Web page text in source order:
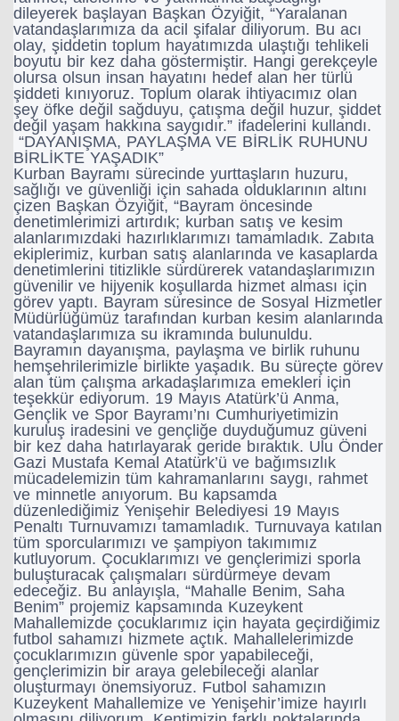
dileyerek başlayan Başkan Özyiğit, “Yaralanan
vatandaşlarımıza da acil şifalar diliyorum. Bu acı
olay, şiddetin toplum hayatımızda ulaştığı tehlikeli
boyutu bir kez daha göstermiştir. Hangi gerekçeyle
olursa olsun insan hayatını hedef alan her türlü
şiddeti kınıyoruz. Toplum olarak ihtiyacımız olan
şey öfke değil sağduyu, çatışma değil huzur, şiddet
değil yaşam hakkına saygıdır.” ifadelerini kullandı.
“DAYANIŞMA, PAYLAŞMA VE BİRLİK RUHUNU
BİRLİKTE YAŞADIK”
Kurban Bayramı sürecinde yurttaşların huzuru,
sağlığı ve güvenliği için sahada olduklarının altını
çizen Başkan Özyiğit, “Bayram öncesinde
denetimlerimizi artırdık; kurban satış ve kesim
alanlarımızdaki hazırlıklarımızı tamamladık. Zabıta
ekiplerimiz, kurban satış alanlarında ve kasaplarda
denetimlerini titizlikle sürdürerek vatandaşlarımızın
güvenilir ve hijyenik koşullarda hizmet alması için
görev yaptı. Bayram süresince de Sosyal Hizmetler
Müdürlüğümüz tarafından kurban kesim alanlarında
vatandaşlarımıza su ikramında bulunuldu.
Bayramın dayanışma, paylaşma ve birlik ruhunu
hemşehrilerimizle birlikte yaşadık. Bu süreçte görev
alan tüm çalışma arkadaşlarımıza emekleri için
teşekkür ediyorum. 19 Mayıs Atatürk’ü Anma,
Gençlik ve Spor Bayramı’nı Cumhuriyetimizin
kuruluş iradesini ve gençliğe duyduğumuz güveni
bir kez daha hatırlayarak geride bıraktık. Ulu Önder
Gazi Mustafa Kemal Atatürk’ü ve bağımsızlık
mücadelemizin tüm kahramanlarını saygı, rahmet
ve minnetle anıyorum. Bu kapsamda
düzenlediğimiz Yenişehir Belediyesi 19 Mayıs
Penaltı Turnuvamızı tamamladık. Turnuvaya katılan
tüm sporcularımızı ve şampiyon takımımız
kutluyorum. Çocuklarımızı ve gençlerimizi sporla
buluşturacak çalışmaları sürdürmeye devam
edeceğiz. Bu anlayışla, “Mahalle Benim, Saha
Benim” projemiz kapsamında Kuzeykent
Mahallemizde çocuklarımız için hayata geçirdiğimiz
futbol sahamızı hizmete açtık. Mahallelerimizde
çocuklarımızın güvenle spor yapabileceği,
gençlerimizin bir araya gelebileceği alanlar
oluşturmayı önemsiyoruz. Futbol sahamızın
Kuzeykent Mahallemize ve Yenişehir’imize hayırlı
Haberin Doğru Adresi.